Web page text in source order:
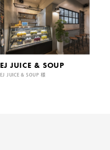
EJ JUICE & SOUP
EJ JUICE & SOUP 様